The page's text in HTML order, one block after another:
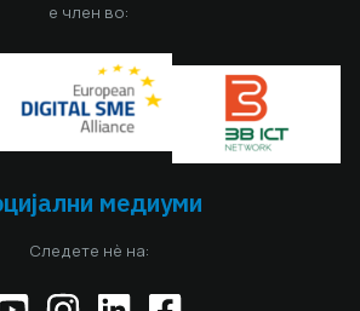
е член во:
медиуми
Следете нè на: